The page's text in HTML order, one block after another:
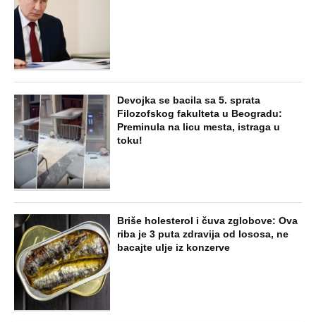
Devojka se bacila sa 5. sprata
Filozofskog fakulteta u Beogradu:
Preminula na licu mesta, istraga u
toku!
Briše holesterol i čuva zglobove: Ova
riba je 3 puta zdravija od lososa, ne
bacajte ulje iz konzerve